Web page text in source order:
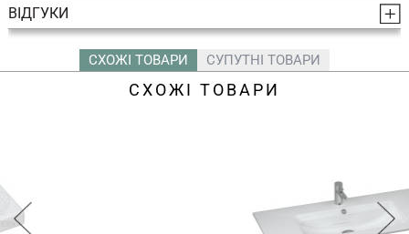
ВІДГУКИ
СХОЖІ ТОВАРИ СУПУТНІ ТОВАРИ
СХОЖІ ТОВАРИ